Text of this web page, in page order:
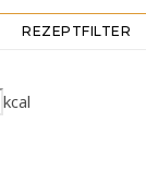
REZEPTFILTER
kcal